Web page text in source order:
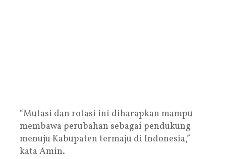
“Mutasi dan rotasi ini diharapkan mampu
membawa perubahan sebagai pendukung
menuju Kabupaten termaju di Indonesia,”
kata Amin.